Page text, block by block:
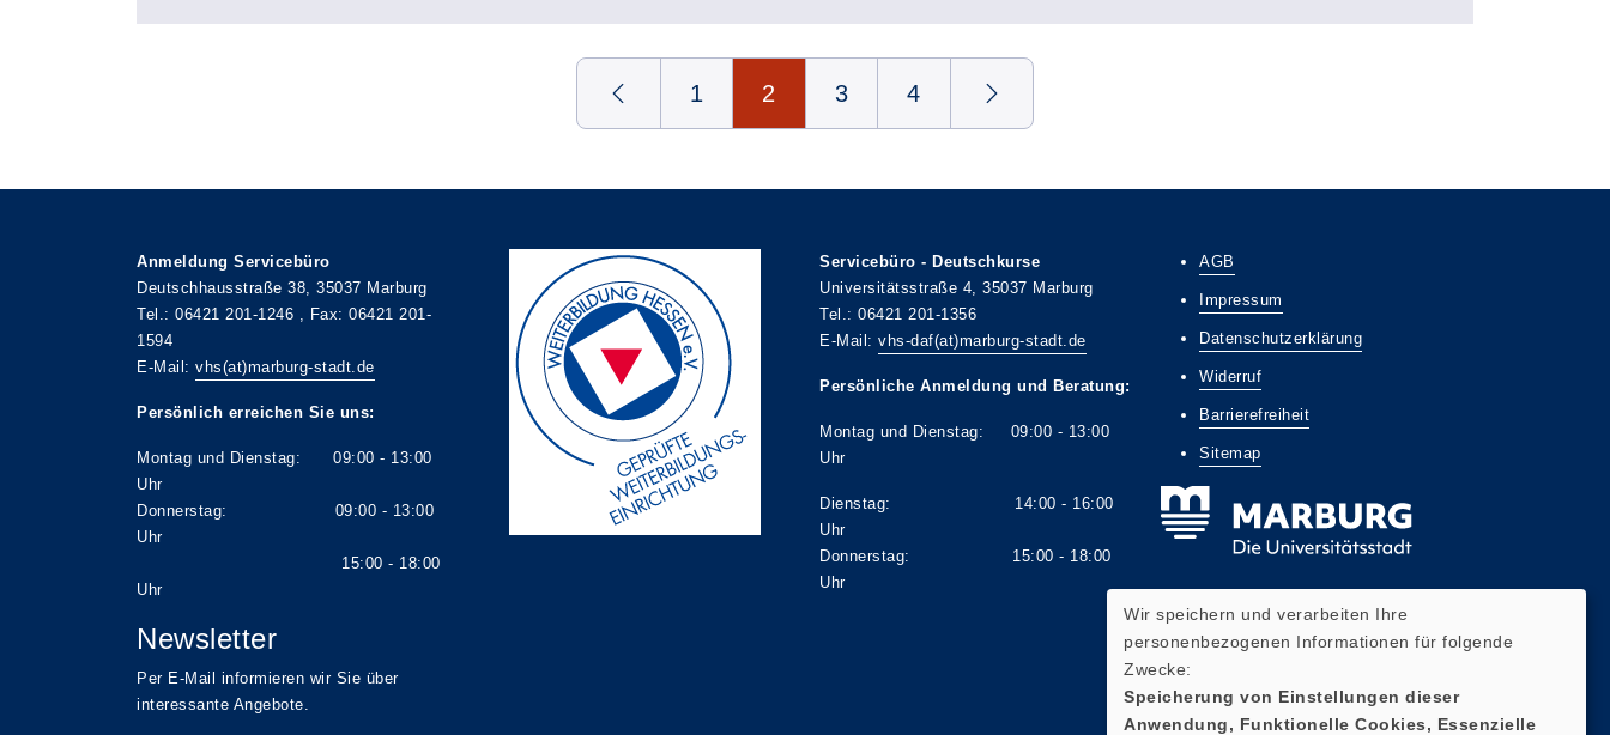
1 2 3 4
Anmeldung Servicebüro
Deutschhausstraße 38, 35037 Marburg
Tel.: 06421 201-1246 , Fax: 06421 201-
1594
E-Mail: vhs(at)marburg-stadt.de
Persönlich erreichen Sie uns:
Montag und Dienstag: 09:00 - 13:00
Uhr
Donnerstag: 09:00 - 13:00
Uhr
15:00 - 18:00
Uhr
Newsletter
Per E-Mail informieren wir Sie über
interessante Angebote.
Servicebüro - Deutschkurse
Universitätsstraße 4, 35037 Marburg
Tel.: 06421 201-1356
E-Mail: vhs-daf(at)marburg-stadt.de
Persönliche Anmeldung und Beratung:
Montag und Dienstag: 09:00 - 13:00
Uhr
Dienstag: 14:00 - 16:00
Uhr
Donnerstag: 15:00 - 18:00
Uhr
AGB
Impressum
Datenschutzerklärung
Widerruf
Barrierefreiheit
Sitemap
Wir speichern und verarbeiten Ihre
personenbezogenen Informationen für folgende
Zwecke:
Speicherung von Einstellungen dieser
Anwendung, Funktionelle Cookies, Essenzielle